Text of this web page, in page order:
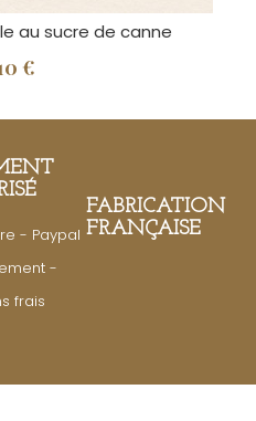
au sucre de canne
€
- Paypal
-
frais
FABRICATION
FRANÇAISE